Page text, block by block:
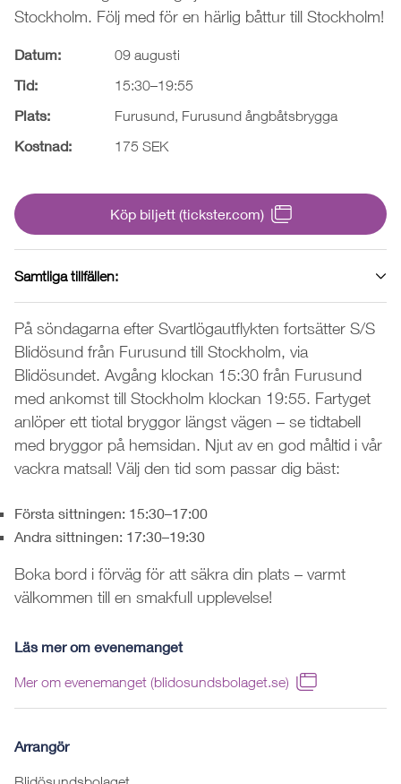
Stockholm. Följ med för en härlig båttur till Stockholm!
Datum: 09 augusti
Tid: 15:30–19:55
Plats: Furusund, Furusund ångbåtsbrygga
Kostnad: 175 SEK
Köp biljett (tickster.com)
Samtliga tillfällen:
På söndagarna efter Svartlögautflykten fortsätter S/S
Blidösund från Furusund till Stockholm, via
Blidösundet. Avgång klockan 15:30 från Furusund
med ankomst till Stockholm klockan 19:55. Fartyget
anlöper ett tiotal bryggor längst vägen – se tidtabell
med bryggor på hemsidan. Njut av en god måltid i vår
vackra matsal! Välj den tid som passar dig bäst:
Första sittningen: 15:30–17:00
Andra sittningen: 17:30–19:30
Boka bord i förväg för att säkra din plats – varmt
välkommen till en smakfull upplevelse!
Läs mer om evenemanget
Mer om evenemanget (blidosundsbolaget.se)
Arrangör